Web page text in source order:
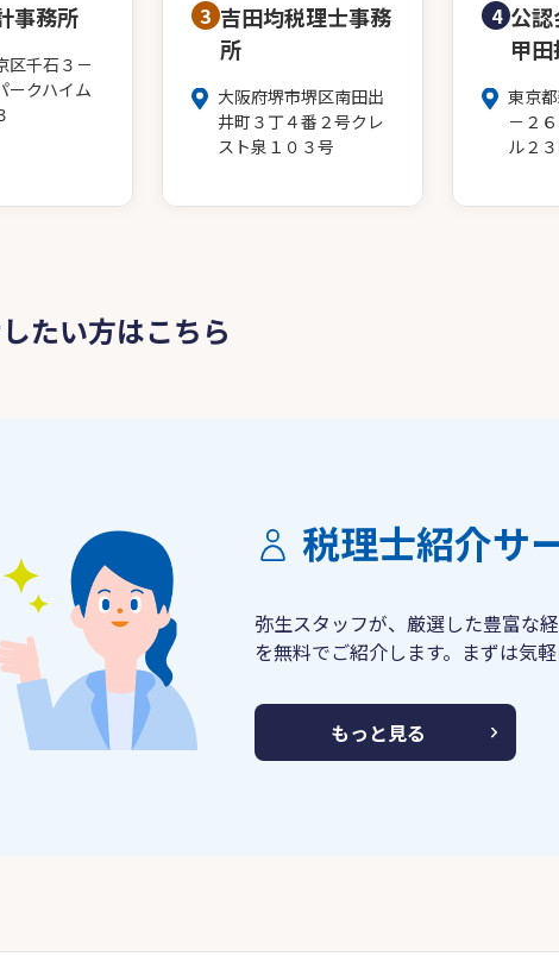
事務所
区千石３－
ークハイム
3 吉田均税理士事務
所
大阪府堺市堺区南田出
井町３丁４番２号クレ
スト泉１０３号
4 公
甲
東京
－２
ル２
たい方はこちら
税理士紹介サ
弥生スタッフが、厳選した豊富な
を無料でご紹介します。まずは気
もっと見る